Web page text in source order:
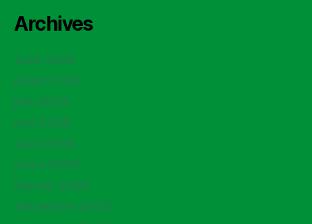
Archives
août 2026
juillet 2026
juin 2026
mai 2026
avril 2026
mars 2026
février 2026
décembre 2025